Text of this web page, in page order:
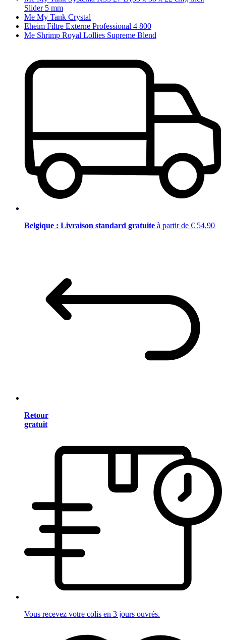
Slider 5 mm
Me My Tank Crystal
Eheim Filtre Externe Professional 4 800
Me Shrimp Royal Lollies Supreme Blend
Belgique : Livraison standard gratuite à partir de € 54,90
Retour
gratuit
Vous recevez votre colis en 3 jours ouvrés.